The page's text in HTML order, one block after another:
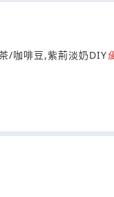
/咖啡豆,紫荊淡奶DIY